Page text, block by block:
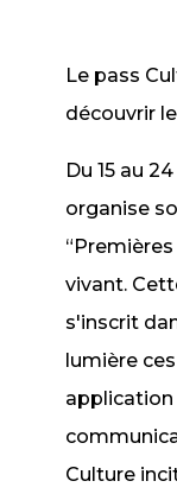
Le pass
découvrir
Du 15 au
organise
vivant.
s'inscrit
lumière
application
Culture